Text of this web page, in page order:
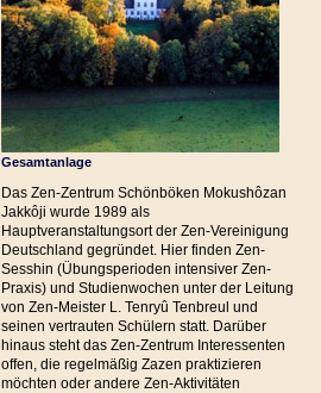
Gesamtanlage
Das Zen-Zentrum Schönböken Mokushôzan
Jakkôji wurde 1989 als
Hauptveranstaltungsort der Zen-Vereinigung
Deutschland gegründet. Hier finden Zen-
Sesshin (Übungsperioden intensiver Zen-
Praxis) und Studienwochen unter der Leitung
von Zen-Meister L. Tenryû Tenbreul und
seinen vertrauten Schülern statt. Darüber
hinaus steht das Zen-Zentrum Interessenten
offen, die regelmäßig Zazen praktizieren
möchten oder andere Zen-Aktivitäten